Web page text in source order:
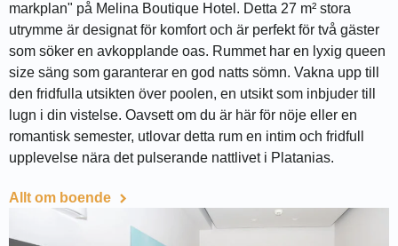
markplan" på Melina Boutique Hotel. Detta 27 m² stora
utrymme är designat för komfort och är perfekt för två gäster
som söker en avkopplande oas. Rummet har en lyxig queen
size säng som garanterar en god natts sömn. Vakna upp till
den fridfulla utsikten över poolen, en utsikt som inbjuder till
lugn i din vistelse. Oavsett om du är här för nöje eller en
romantisk semester, utlovar detta rum en intim och fridfull
upplevelse nära det pulserande nattlivet i Platanias.
Allt om boende